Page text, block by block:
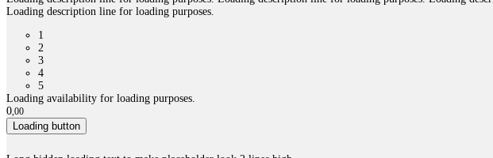
Loading description line for loading purposes.
1
2
3
4
5
Loading availability for loading purposes.
0,00
Loading button